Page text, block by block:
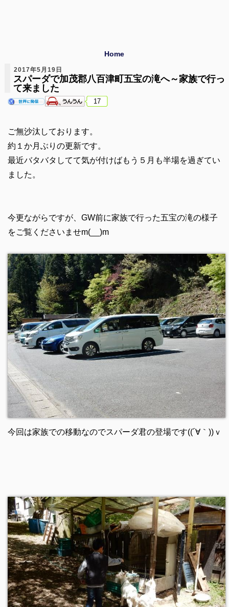
Home
2017年5月19日
スパーダで加茂郡八百津町五宝の滝へ～家族で行っ
て来ました
17
ご無沙汰しております。
約１か月ぶりの更新です。
最近バタバタしてて気が付けばもう５月も半場を過ぎてい
ました。
今更ながらですが、GW前に家族で行った五宝の滝の様子
をご覧くださいませm(__)m
今回は家族での移動なのでスパーダ君の登場です((´∀｀))ｖ